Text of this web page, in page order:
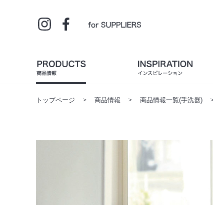
トップページ 商品情報 商品情報一覧(手洗器)